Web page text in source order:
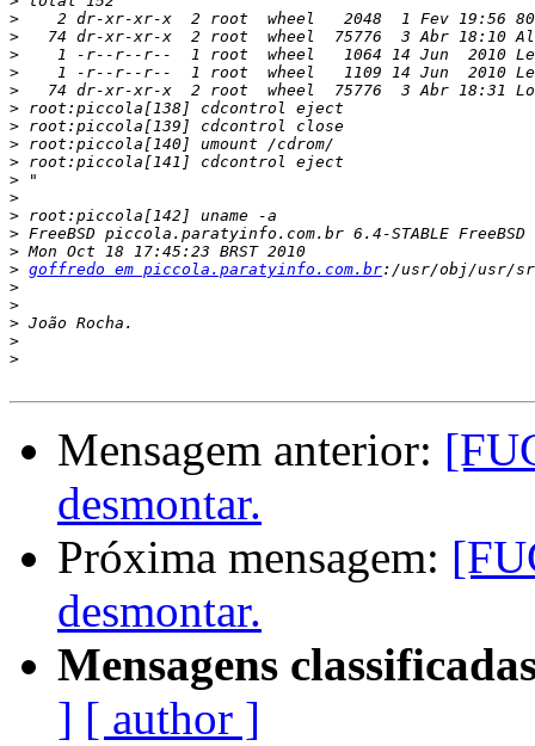
>
>
>
>
>
>
>
>
>
>
>
>
>
>
> goffredo em piccola.paratyinfo.com.br
>
>
>
>
>
Mensagem anterior:
desmontar.
Próxima mensagem:
desmontar.
Mensagens
] [ author ]